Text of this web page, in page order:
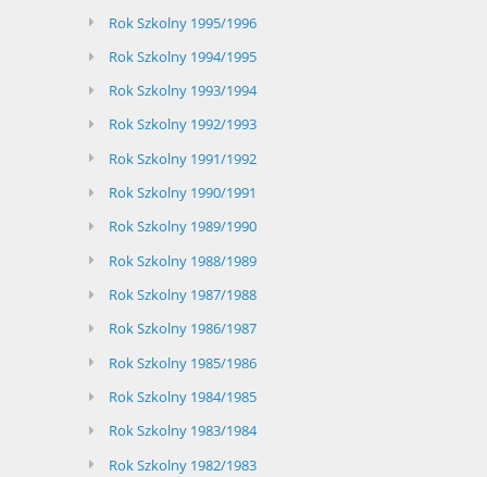
Rok Szkolny 1995/1996
Rok Szkolny 1994/1995
Rok Szkolny 1993/1994
Rok Szkolny 1992/1993
Rok Szkolny 1991/1992
Rok Szkolny 1990/1991
Rok Szkolny 1989/1990
Rok Szkolny 1988/1989
Rok Szkolny 1987/1988
Rok Szkolny 1986/1987
Rok Szkolny 1985/1986
Rok Szkolny 1984/1985
Rok Szkolny 1983/1984
Rok Szkolny 1982/1983